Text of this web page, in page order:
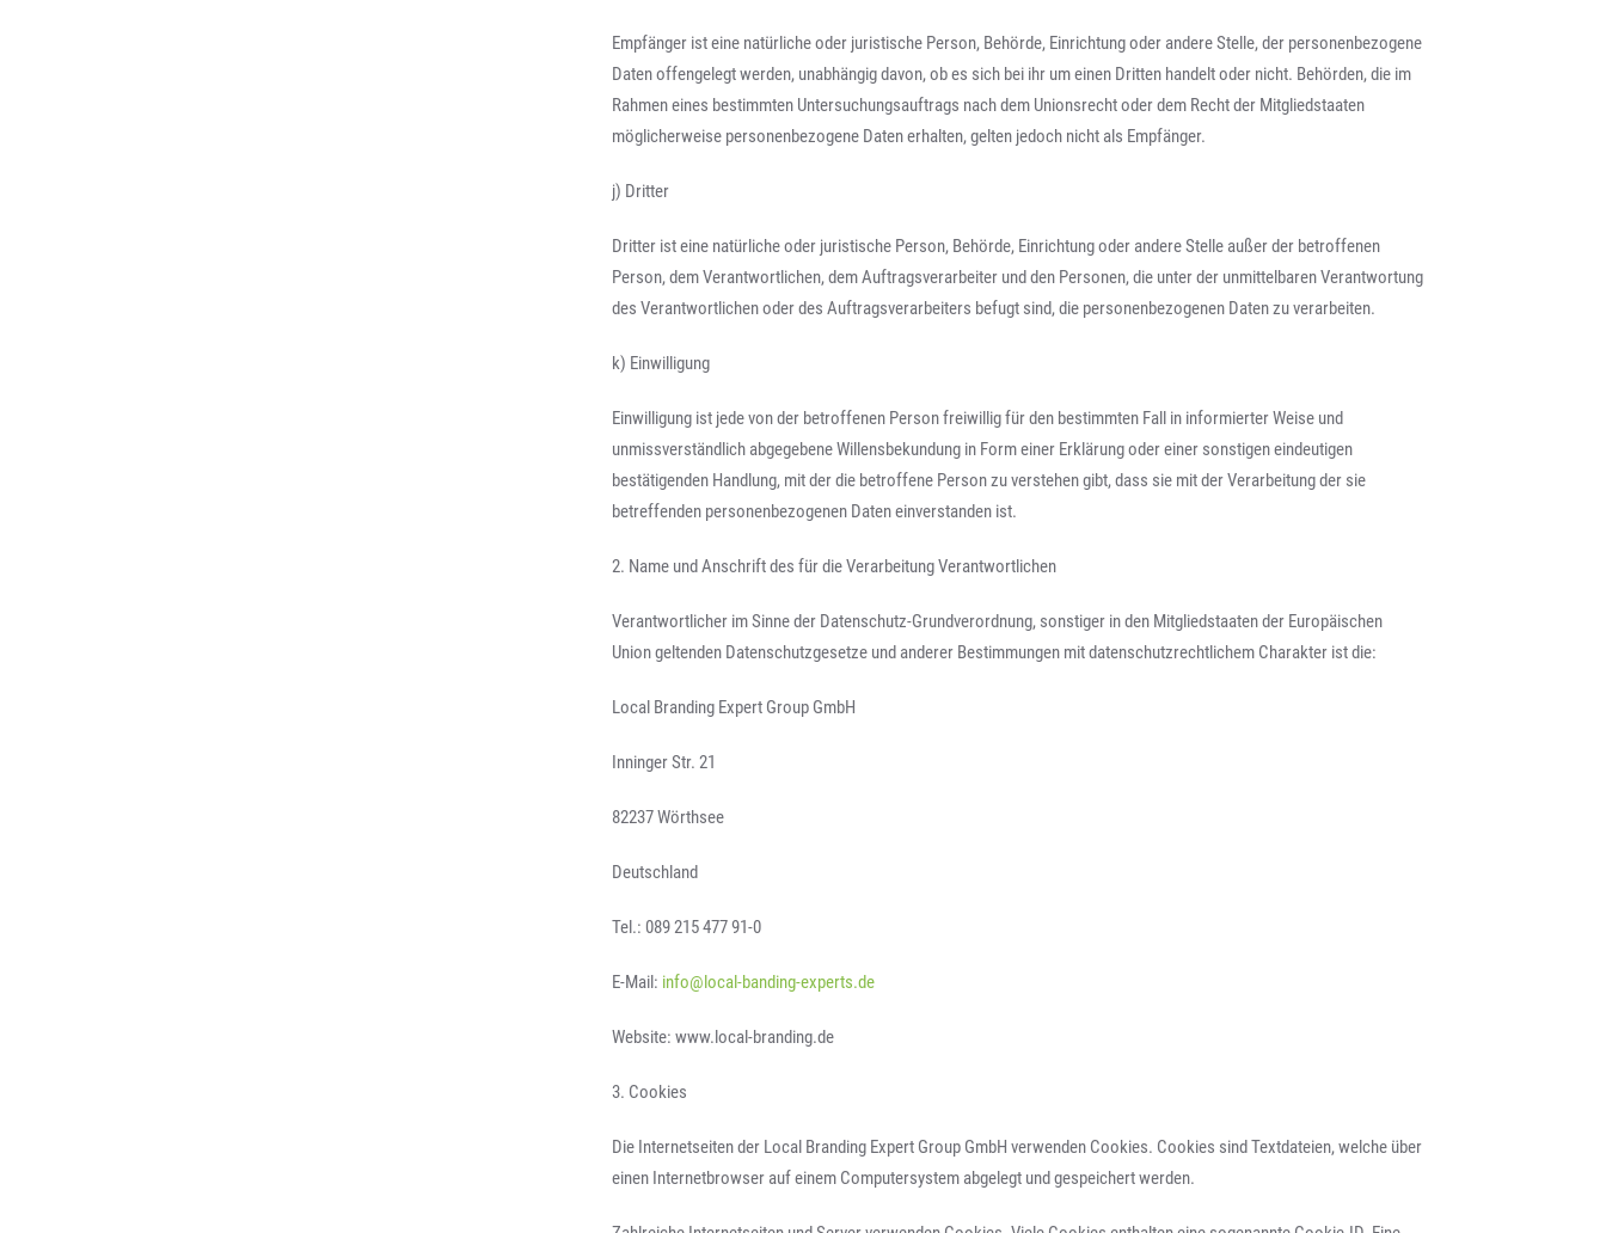
Empfänger ist eine natürliche oder juristische Person, Behörde, Einrichtung oder andere Stelle, der personenbezogene
Daten offengelegt werden, unabhängig davon, ob es sich bei ihr um einen Dritten handelt oder nicht. Behörden, die im
Rahmen eines bestimmten Untersuchungsauftrags nach dem Unionsrecht oder dem Recht der Mitgliedstaaten
möglicherweise personenbezogene Daten erhalten, gelten jedoch nicht als Empfänger.
j) Dritter
Dritter ist eine natürliche oder juristische Person, Behörde, Einrichtung oder andere Stelle außer der betroffenen
Person, dem Verantwortlichen, dem Auftragsverarbeiter und den Personen, die unter der unmittelbaren Verantwortung
des Verantwortlichen oder des Auftragsverarbeiters befugt sind, die personenbezogenen Daten zu verarbeiten.
k) Einwilligung
Einwilligung ist jede von der betroffenen Person freiwillig für den bestimmten Fall in informierter Weise und
unmissverständlich abgegebene Willensbekundung in Form einer Erklärung oder einer sonstigen eindeutigen
bestätigenden Handlung, mit der die betroffene Person zu verstehen gibt, dass sie mit der Verarbeitung der sie
betreffenden personenbezogenen Daten einverstanden ist.
2. Name und Anschrift des für die Verarbeitung Verantwortlichen
Verantwortlicher im Sinne der Datenschutz-Grundverordnung, sonstiger in den Mitgliedstaaten der Europäischen
Union geltenden Datenschutzgesetze und anderer Bestimmungen mit datenschutzrechtlichem Charakter ist die:
Local Branding Expert Group GmbH
Inninger Str. 21
82237 Wörthsee
Deutschland
Tel.: 089 215 477 91-0
E-Mail: info@local-banding-experts.de
Website: www.local-branding.de
3. Cookies
Die Internetseiten der Local Branding Expert Group GmbH verwenden Cookies. Cookies sind Textdateien, welche über
einen Internetbrowser auf einem Computersystem abgelegt und gespeichert werden.